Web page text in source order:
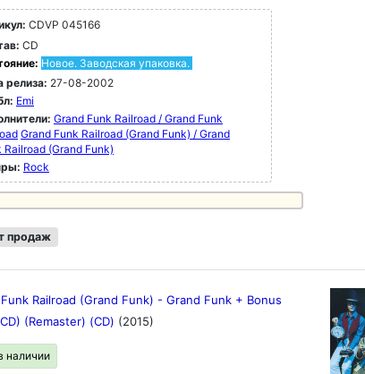
CDVP 045166
CD
Новое. Заводская упаковка.
релиза: 27-08-2002
Emi
Grand Funk Railroad / Grand Funk
Grand Funk Railroad (Grand Funk) / Grand
Railroad (Grand Funk)
Rock
продаж
Railroad (Grand Funk) - Grand Funk + Bonus
(Remaster) (CD) (2015)
наличии